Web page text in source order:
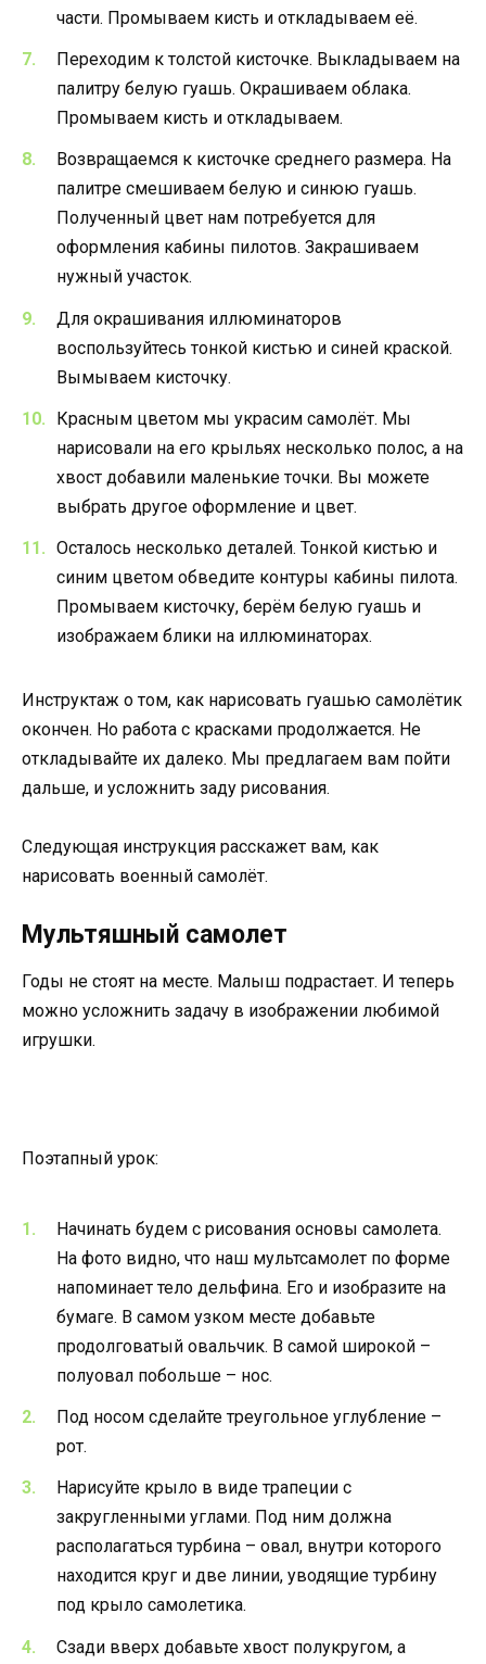
части. Промываем кисть и откладываем её.
Переходим к толстой кисточке. Выкладываем на
палитру белую гуашь. Окрашиваем облака.
Промываем кисть и откладываем.
Возвращаемся к кисточке среднего размера. На
палитре смешиваем белую и синюю гуашь.
Полученный цвет нам потребуется для
оформления кабины пилотов. Закрашиваем
нужный участок.
Для окрашивания иллюминаторов
воспользуйтесь тонкой кистью и синей краской.
Вымываем кисточку.
Красным цветом мы украсим самолёт. Мы
нарисовали на его крыльях несколько полос, а на
хвост добавили маленькие точки. Вы можете
выбрать другое оформление и цвет.
Осталось несколько деталей. Тонкой кистью и
синим цветом обведите контуры кабины пилота.
Промываем кисточку, берём белую гуашь и
изображаем блики на иллюминаторах.
Инструктаж о том, как нарисовать гуашью самолётик
окончен. Но работа с красками продолжается. Не
откладывайте их далеко. Мы предлагаем вам пойти
дальше, и усложнить заду рисования.
Следующая инструкция расскажет вам, как
нарисовать военный самолёт.
Мультяшный самолет
Годы не стоят на месте. Малыш подрастает. И теперь
можно усложнить задачу в изображении любимой
игрушки.
Поэтапный урок:
Начинать будем с рисования основы самолета.
На фото видно, что наш мультсамолет по форме
напоминает тело дельфина. Его и изобразите на
бумаге. В самом узком месте добавьте
продолговатый овальчик. В самой широкой –
полуовал побольше – нос.
Под носом сделайте треугольное углубление –
рот.
Нарисуйте крыло в виде трапеции с
закругленными углами. Под ним должна
располагаться турбина – овал, внутри которого
находится круг и две линии, уводящие турбину
под крыло самолетика.
Сзади вверх добавьте хвост полукругом, а